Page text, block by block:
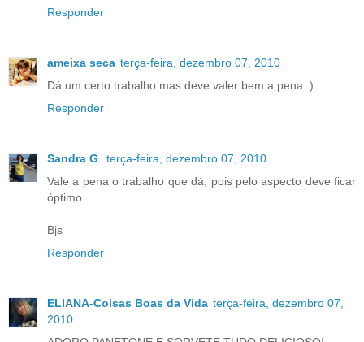
Responder
ameixa seca terça-feira, dezembro 07, 2010
Dá um certo trabalho mas deve valer bem a pena :)
Responder
Sandra G
terça-feira, dezembro 07, 2010
Vale a pena o trabalho que dá, pois pelo aspecto deve ficar
óptimo.
Bjs
Responder
ELIANA-Coisas Boas da Vida terça-feira, dezembro 07,
2010